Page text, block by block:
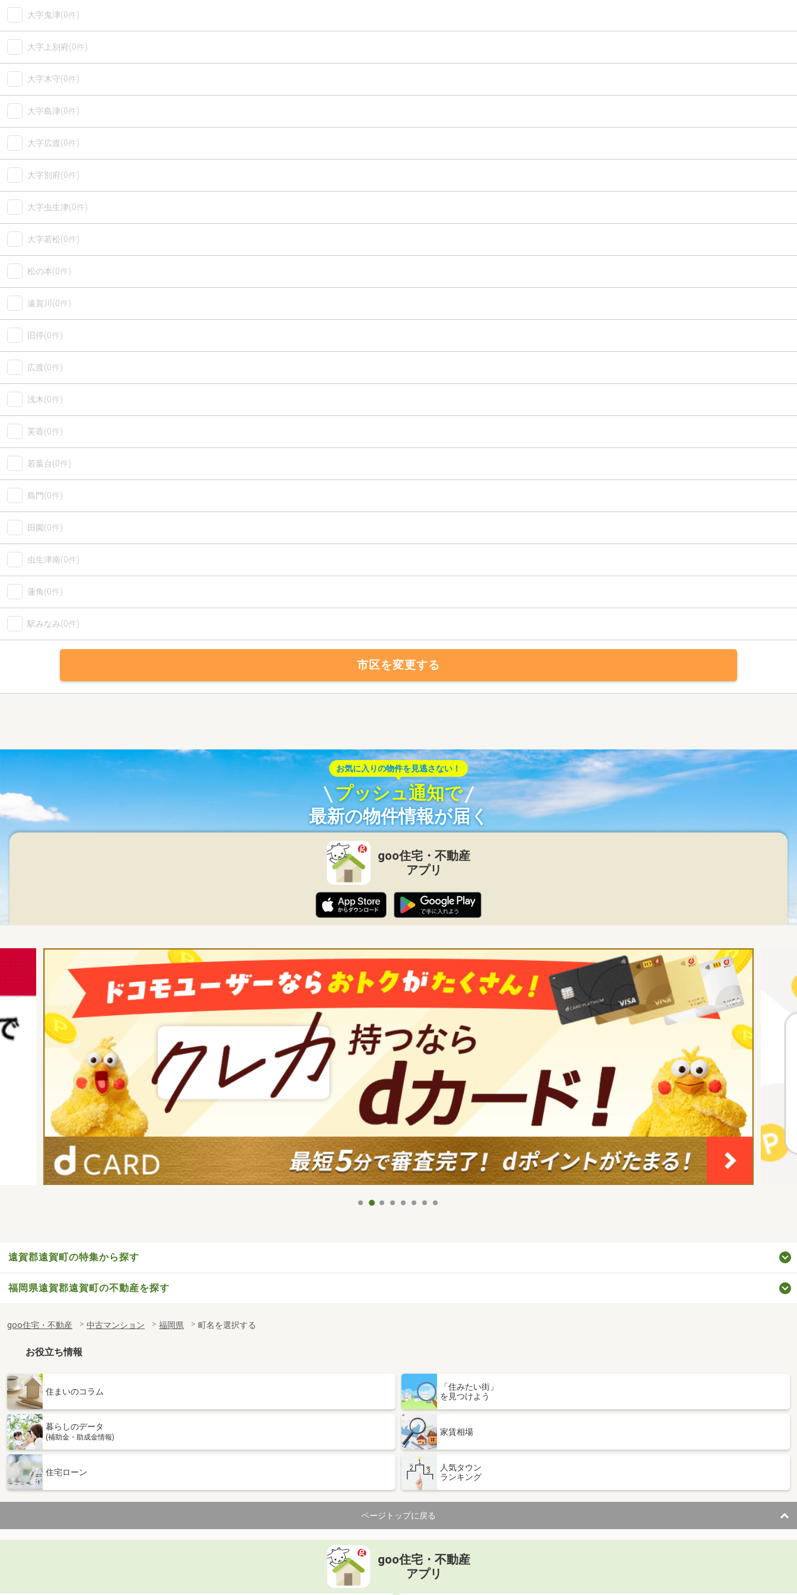
大字鬼津(0件)
大字上別府(0件)
大字木守(0件)
大字島津(0件)
大字広渡(0件)
大字別府(0件)
大字虫生津(0件)
大字若松(0件)
松の本(0件)
遠賀川 (0件)
旧停(0件)
広渡(0件)
浅木(0件)
芙蓉(0件)
若葉台(0件)
島門(0件)
田園(0件)
虫生津南(0件)
蓮角(0件)
駅みなみ(0件)
市区を変更する
お気に入りの物件を見逃さない！
プッシュ通知で
最新の物件情報が届く
goo住宅・不動産
アプリ
遠賀郡遠賀町の特集から探す
福岡県遠賀郡遠賀町の不動産を探す
goo住宅・不動産 中古マンション 福岡県 町名を選択する
お役立ち情報
住まいのコラム
「住みたい街」
を見つけよう
暮らしのデータ
(補助金・助成金情報)
家賃相場
住宅ローン
人気タウン
ランキング
ページトップに戻る
goo住宅・不動産
アプリ